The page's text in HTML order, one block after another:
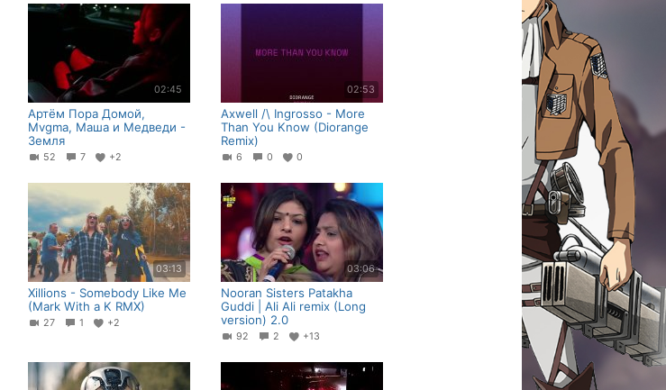
02:45
Артём Пора Домой,
Mvgma, Маша и Медведи -
Земля
52 7 +2
02:53
Axwell /\ Ingrosso - More
Than You Know (Diorange
Remix)
6 0 0
03:13
Xillions - Somebody Like Me
(Mark With a K RMX)
27 1 +2
03:06
Nooran Sisters Patakha
Guddi | Ali Ali remix (Long
version) 2.0
92 2 +13